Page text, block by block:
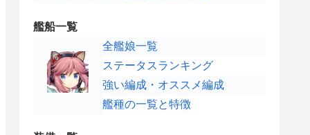
艦船一覧
全艦娘一覧
ステータスランキング
強い編成・オススメ編成
艦種の一覧と特徴